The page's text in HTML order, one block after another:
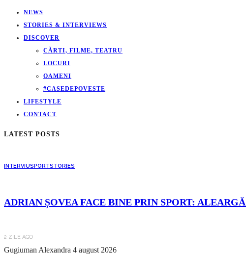
NEWS
STORIES & INTERVIEWS
DISCOVER
CĂRTI, FILME, TEATRU
LOCURI
OAMENI
#CASEDEPOVESTE
LIFESTYLE
CONTACT
LATEST POSTS
INTERVIUSPORTSTORIES
ADRIAN ȘOVEA FACE BINE PRIN SPORT:
2 ZILE AGO
Gugiuman Alexandra 4 august 2026